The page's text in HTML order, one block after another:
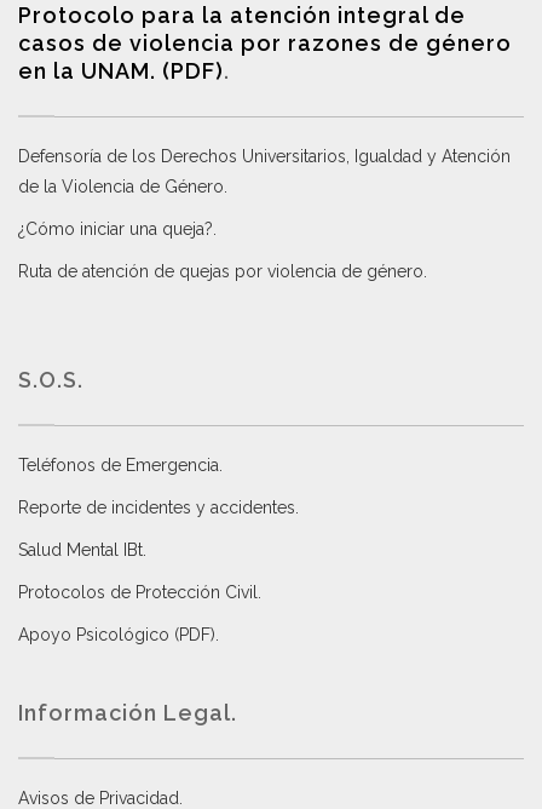
Protocolo para la atención integral de
casos de violencia por razones de género
en la UNAM. (PDF).
Defensoría de los Derechos Universitarios, Igualdad y Atención
de la Violencia de Género
¿Cómo iniciar una queja?
Ruta de atención de quejas por violencia de género
S.O.S.
Teléfonos de Emergencia.
Reporte de incidentes y accidentes
Salud Mental IBt
Protocolos de Protección Civil
Apoyo Psicológico (PDF)
Información Legal.
Avisos de Privacidad